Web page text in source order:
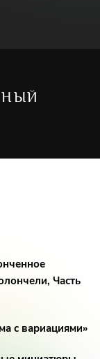
Часть
с вариациями»